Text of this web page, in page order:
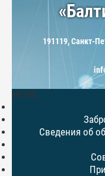
191119, Санкт-
МЕНЮ
Сведения об